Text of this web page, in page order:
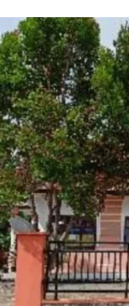
Deleng
Pokhkisen
Tahun
2022-
2023